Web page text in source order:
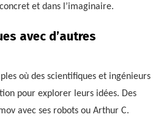
et dans l’imaginaire.
avec d’autres
où des scientifiques et ingénieurs
pour explorer leurs idées. Des
avec ses robots ou Arthur C.